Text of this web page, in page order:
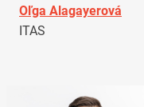
Oľga Alagayerová
ITAS